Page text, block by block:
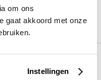
om ons
gaat akkoord met onze
Instellingen
0